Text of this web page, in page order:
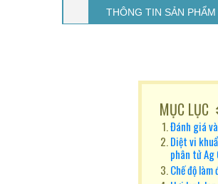
THÔNG TIN SẢN PHẨM
MỤC LỤC
Đánh giá
Diệt vi
phân tử Ag
Chế độ